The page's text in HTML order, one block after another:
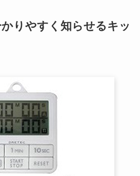
りやすく知らせるキッ